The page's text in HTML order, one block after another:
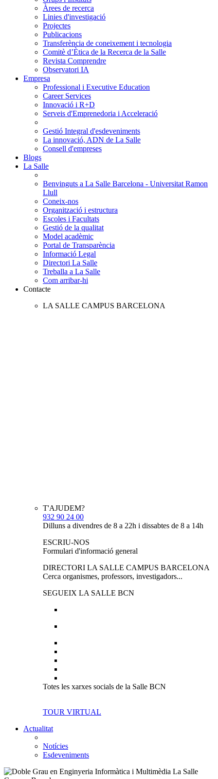
Àrees de recerca
Linies d'investigació
Projectes
Publicacions
Transferència de coneixement i tecnologia
Comitè d’Ètica de la Recerca de la Salle
Revista Comprendre
Observatori IA
Empresa
Professional i Executive Education
Career Services
Innovació i R+D
Serveis d'Emprenedoria i Acceleració
Gestió Integral d'esdeveniments
La innovació, ADN de La Salle
Consell d'empreses
Blogs
La Salle
Benvinguts a La Salle Barcelona - Universitat Ramon
Llull
Coneix-nos
Organització i estructura
Escoles i Facultats
Gestió de la qualitat
Model acadèmic
Portal de Transparència
Informació Legal
Directori La Salle
Treballa a La Salle
Com arribar-hi
Contacte
LA SALLE CAMPUS BARCELONA
T'AJUDEM?
932 90 24 00
Dilluns a divendres de 8 a 22h i dissabtes de 8 a 14h
ESCRIU-NOS
Formulari d'informació general
DIRECTORI LA SALLE CAMPUS BARCELONA
Cerca organismes, professors, investigadors...
SEGUEIX LA SALLE BCN
Totes les xarxes socials de la Salle BCN
TOUR VIRTUAL
Actualitat
Notícies
Esdeveniments